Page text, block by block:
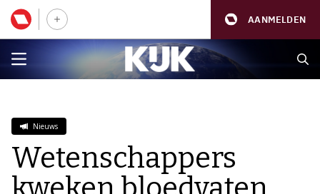
AANMELDEN
Nieuws
Wetenschappers